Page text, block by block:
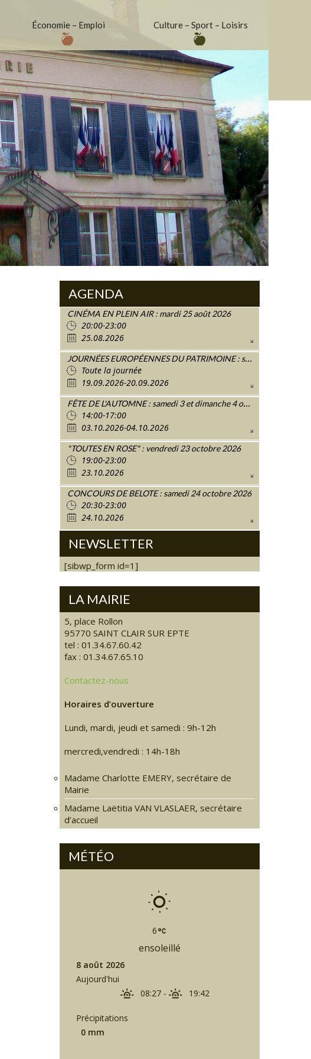
Économie – Emploi Culture – Sport – Loisirs
AGENDA
CINÉMA EN PLEIN AIR : mardi 25 août 2026
20:00-23:00
25.08.2026
JOURNÉES EUROPÉENNES DU PATRIMOINE : samedi 19 et dimanche 20 décembre 2026
Toute la journée
19.09.2026-20.09.2026
FÊTE DE L'AUTOMNE : samedi 3 et dimanche 4 octobre 2026
14:00-17:00
03.10.2026-04.10.2026
"TOUTES EN ROSE" : vendredi 23 octobre 2026
19:00-23:00
23.10.2026
CONCOURS DE BELOTE : samedi 24 octobre 2026
20:30-23:00
24.10.2026
NEWSLETTER
[sibwp_form id=1]
LA MAIRIE
5, place Rollon
95770 SAINT CLAIR SUR EPTE
tel : 01.34.67.60.42
fax : 01.34.67.65.10
Contactez-nous
Horaires d’ouverture
Lundi, mardi, jeudi et samedi : 9h-12h
mercredi,vendredi : 14h-18h
Madame Charlotte EMERY, secrétaire de
Mairie
Madame Laëtitia VAN VLASLAER, secrétaire
d’accueil
MÉTÉO
6
ensoleillé
8 août 2026
Aujourd'hui
08:27 - 19:42
Précipitations
0 mm